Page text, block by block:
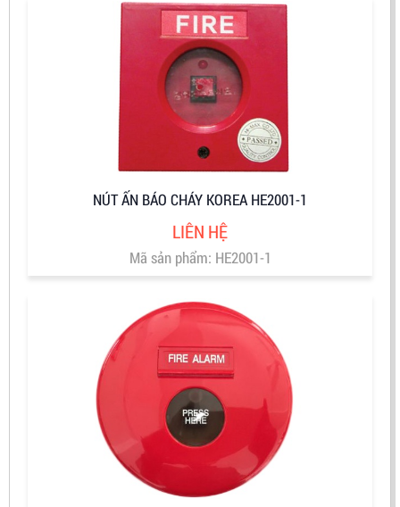
NÚT ẤN BÁO CHÁY KOREA HE2001-1
LIÊN HỆ
Mã sản phẩm: HE2001-1